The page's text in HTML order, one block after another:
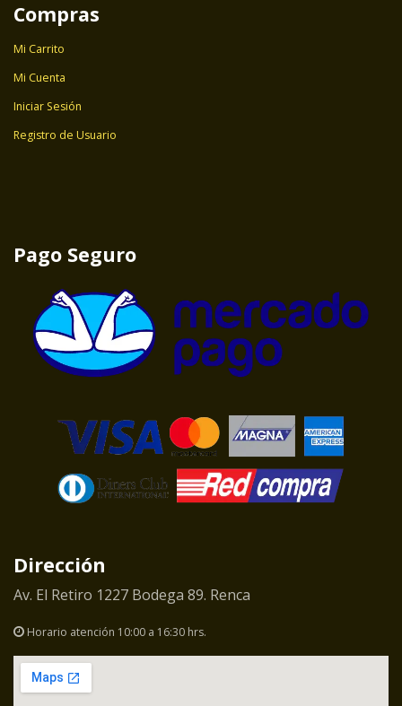
Compras
Mi Carrito
Mi Cuenta
Iniciar Sesión
Registro de Usuario
Pago Seguro
Dirección
Av. El Retiro 1227 Bodega 89. Renca
Horario atención 10:00 a 16:30 hrs.